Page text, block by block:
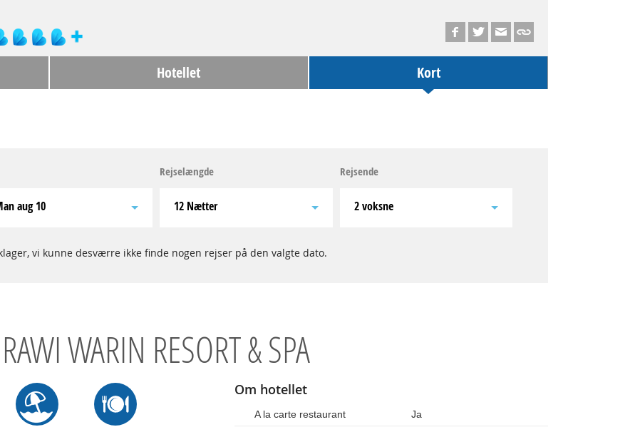
Hotellet Kort
man aug 10
Rejselængde
12 Nætter
Rejsende
2 voksne
vi kunne desværre ikke finde nogen rejser på den valgte dato.
RAWI WARIN RESORT & SPA
Om hotellet
A la carte restaurant
Ja